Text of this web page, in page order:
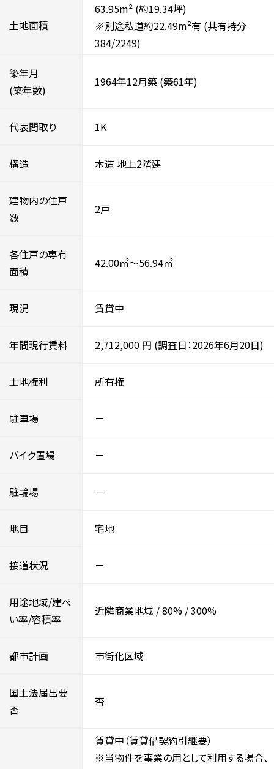
土地面積
63.95m² (約19.34坪)
※別途私道約22.49m²有 (共有持分
384/2249)
築年月
(築年数)
1964年12月築 (築61年)
代表間取り 1K
構造 木造地上2階建
建物内の住戸
数
2戸
各住戸の専有
面積
42.00㎡～56.94㎡
現況 賃貸中
年間現行賃料 2,712,000 円 (調査日：2026年6月20日)
土地権利 所有権
駐車場 －
バイク置場 －
駐輪場 －
地目 宅地
接道状況 －
用途地域/建ぺ
い率/容積率
近隣商業地域 /80% /300%
都市計画 市街化区域
国土法届出要
否
否
賃貸中（賃貸借契約引継要）
※当物件を事業の用として利用する場合、